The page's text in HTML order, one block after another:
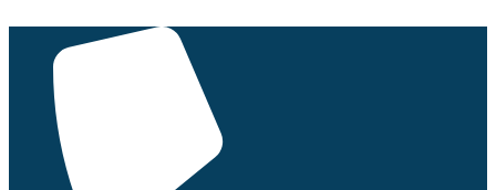
contenido